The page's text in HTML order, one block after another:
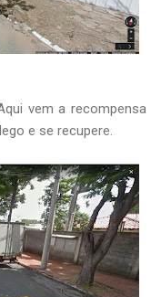
vem a recompensa
e se recupere.